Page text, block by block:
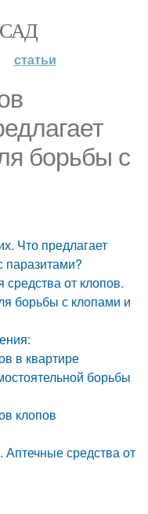
статьи
борьбы с
Что предлагает
средства от клопов.
борьбы с клопами и
в квартире
борьбы
клопов
Аптечные средства от